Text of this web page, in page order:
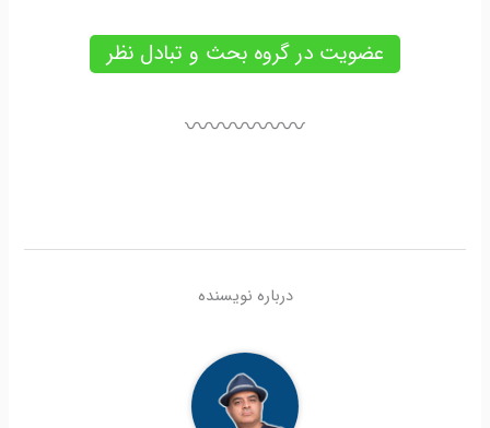
عضویت در گروه بحث و تبادل نظر
〰️〰️〰️〰️〰️
درباره نویسنده